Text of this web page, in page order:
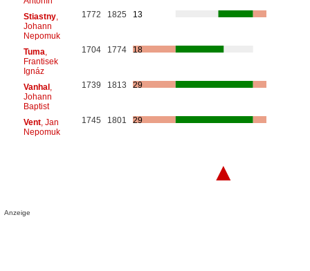
Stiastny,
Johann
Nepomuk
1772 1825 13
Tuma
Frantisek
Ignáz
1704 1774 18
Vanhal,
Johann
Baptist
1739 1813 29
Vent, Jan
Nepomuk
1745 1801 29
▲
Anzeige